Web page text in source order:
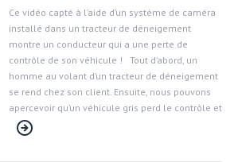
Ce vidéo capté à l’aide d’un système de caméra
installé dans un tracteur de déneigement
montre un conducteur qui a une perte de
contrôle de son véhicule ! Tout d’abord, un
homme au volant d’un tracteur de déneigement
se rend chez son client. Ensuite, nous pouvons
apercevoir qu’un véhicule gris perd le contrôle et